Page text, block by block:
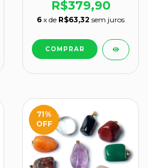
R$379,90
6 x de R$63,32 sem juros
71%
OFF